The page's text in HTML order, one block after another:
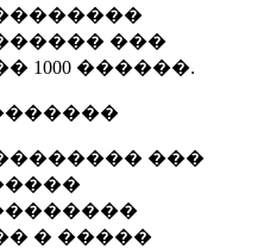
���
1000 ������.
���
� �����